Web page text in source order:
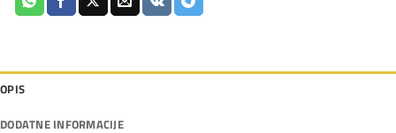
OPIS
DODATNE INFORMACIJE